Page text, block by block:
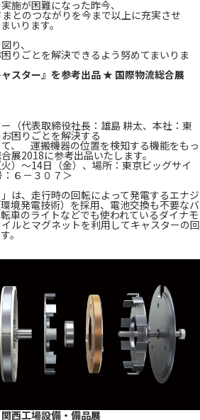
施が困難になった昨今、
とのつながりを今まで以上に充実させ
いります。
り、
りごとを解決できるよう努めてまいりま
スター』を参考出品 ★ 国際物流総合展
（代表取締役社長：雄島 耕太、本社：東
困りごとを解決する
、 運搬機器の位置を検知する機能をもっ
展2018に参考出品いたします。
）～14日（金）、場所：東京ビッグサイ
：６－３０７＞
は、走行時の回転によって発電するエナジ
境発電技術）を採用、電池交換も不要なバ
車のライトなどでも使われているダイナモ
ルとマグネットを利用してキャスターの回
。
西工場設備・備品展